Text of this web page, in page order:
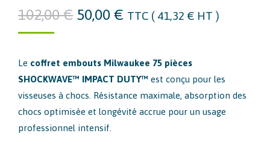
102,00€ Le
était :
102,00 €.
50,00 € Le
est :
50,00 €.
TTC ( 41,32 € HT )
Le coffret embouts Milwaukee 75 pièces
SHOCKWAVE™ IMPACT DUTY™ est conçu pour les
visseuses à chocs. Résistance maximale, absorption des
chocs optimisée et longévité accrue pour un usage
professionnel intensif.